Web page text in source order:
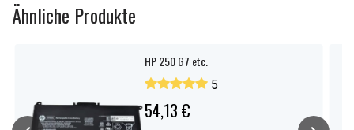
Ähnliche Produkte
HP 250 G7 etc.
5
54,13 €